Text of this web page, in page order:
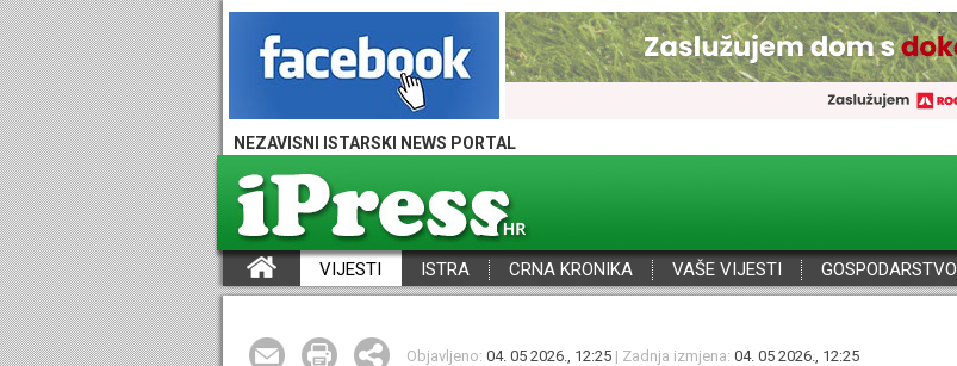
NEZAVISNI ISTARSKI NEWS PORTAL
VIJESTI ISTRA CRNA KRONIKA VAŠE VIJESTI GOSPODARSTVO
Objavljeno: 04. 05 2026., 12:25 | Zadnja izmjena: 04. 05 2026., 12:25